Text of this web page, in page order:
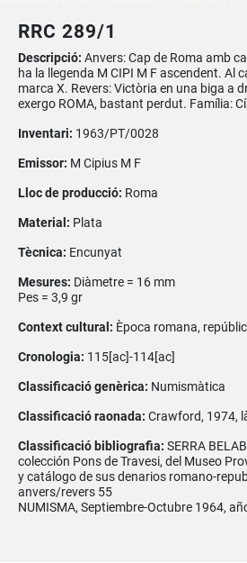
RRC 289/1
Descripció: Anvers: Cap de Roma amb
ha la llegenda M CIPI M F ascendent. Al
marca X. Revers: Victòria en una biga a
exergo ROMA, bastant perdut. Família:
Inventari: 1963/PT/0028
Emissor: M Cipius M F
Lloc de producció: Roma
Material: Plata
Tècnica: Encunyat
Mesures: Diàmetre = 16 mm
Pes = 3,9 gr
Context cultural: Època romana,
Cronologia: 115[ac]-114[ac]
Classificació genèrica: Numismàtica
Classificació raonada: Crawford, 1974,
Classificació bibliografia: SERRA
colección Pons de Travesi, del Museo
y catálogo de sus denarios romano-
anvers/revers 55
NUMISMA, Septiembre-Octubre 1964,